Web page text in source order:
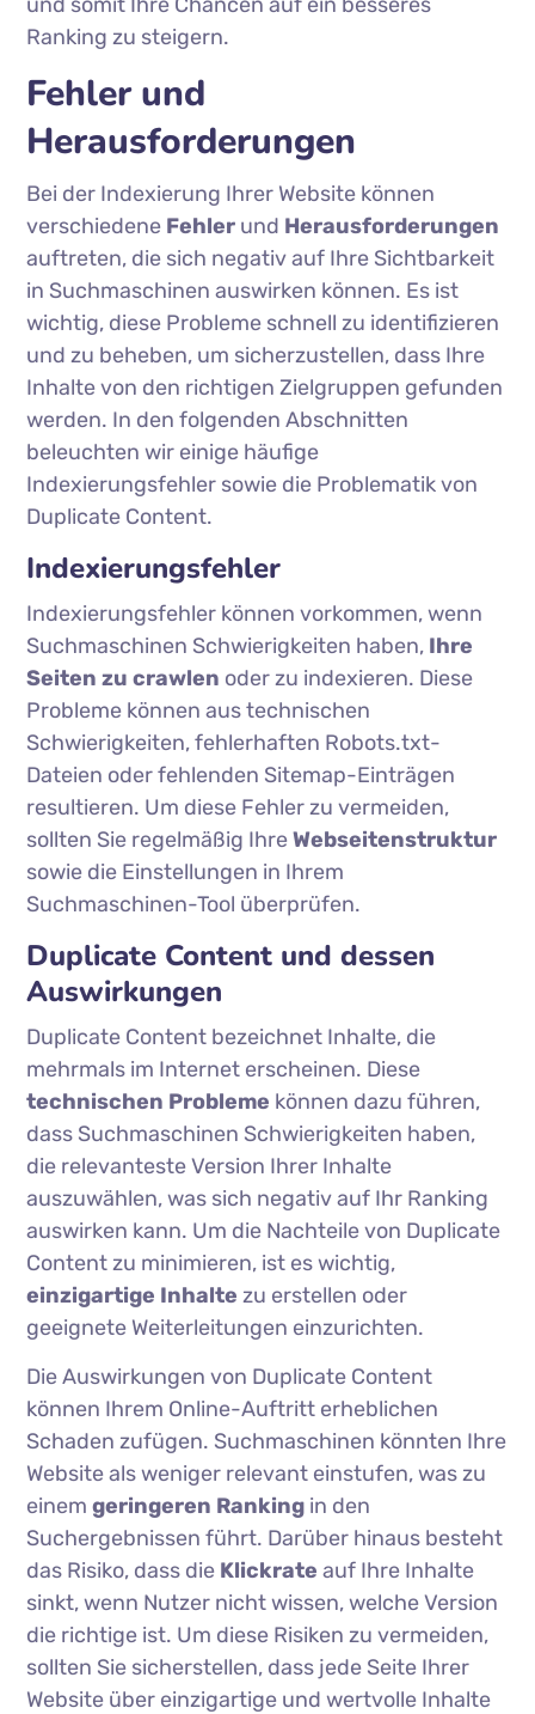
Ranking zu steigern.
Fehler und
Herausforderungen
Bei der Indexierung Ihrer Website können
verschiedene Fehler und Herausforderungen
auftreten, die sich negativ auf Ihre Sichtbarkeit
in Suchmaschinen auswirken können. Es ist
wichtig, diese Probleme schnell zu identifizieren
und zu beheben, um sicherzustellen, dass Ihre
Inhalte von den richtigen Zielgruppen gefunden
werden. In den folgenden Abschnitten
beleuchten wir einige häufige
Indexierungsfehler sowie die Problematik von
Duplicate Content.
Indexierungsfehler
Indexierungsfehler können vorkommen, wenn
Suchmaschinen Schwierigkeiten haben, Ihre
Seiten zu crawlen oder zu indexieren. Diese
Probleme können aus technischen
Schwierigkeiten, fehlerhaften Robots.txt-
Dateien oder fehlenden Sitemap-Einträgen
resultieren. Um diese Fehler zu vermeiden,
sollten Sie regelmäßig IhreWebseitenstruktur
sowie die Einstellungen in Ihrem
Suchmaschinen-Tool überprüfen.
Duplicate Content und dessen
Auswirkungen
Duplicate Content bezeichnet Inhalte, die
mehrmals im Internet erscheinen. Diese
technischen Probleme können dazu führen,
dass Suchmaschinen Schwierigkeiten haben,
die relevanteste Version Ihrer Inhalte
auszuwählen, was sich negativ auf Ihr Ranking
auswirken kann. Um die Nachteile von Duplicate
Content zu minimieren, ist es wichtig,
einzigartige Inhalte zu erstellen oder
geeignete Weiterleitungen einzurichten.
Die Auswirkungen von Duplicate Content
können Ihrem Online-Auftritt erheblichen
Schaden zufügen. Suchmaschinen könnten Ihre
Website als weniger relevant einstufen, was zu
einemgeringeren Ranking in den
Suchergebnissen führt. Darüber hinaus besteht
das Risiko, dass die Klickrate auf Ihre Inhalte
sinkt, wenn Nutzer nicht wissen, welche Version
die richtige ist. Um diese Risiken zu vermeiden,
sollten Sie sicherstellen, dass jede Seite Ihrer
Website über einzigartige und wertvolle Inhalte